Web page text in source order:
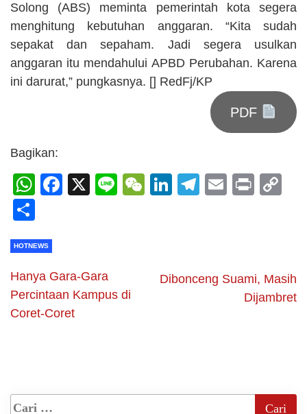
Solong (ABS) meminta pemerintah kota segera
menghitung kebutuhan anggaran. “Kita sudah
sepakat dan sepaham. Jadi segera usulkan
anggaran itu mendahului APBD Perubahan. Karena
ini darurat,” pungkasnya. [] RedFj/KP
PDF
Bagikan:
WhatsApp
Facebook
X LineWeChat
LinkedIn
Telegram
Email
Print
HOTNEWS
Hanya Gara-Gara
Percintaan Kampus di
Coret-Coret
Dibonceng Suami, Masih
Dijambret